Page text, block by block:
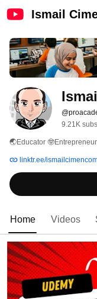
Ismail
9.21K
🌏Educator
linktr.ee/
Home Videos